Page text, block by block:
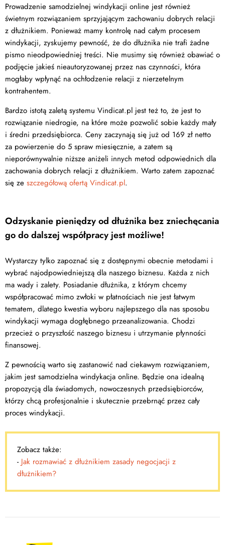
Prowadzenie samodzielnej windykacji online jest również
świetnym rozwiązaniem sprzyjającym zachowaniu dobrych relacji
z dłużnikiem. Ponieważ mamy kontrolę nad całym procesem
windykacji, zyskujemy pewność, że do dłużnika nie trafi żadne
pismo nieodpowiedniej treści. Nie musimy się również obawiać o
podjęcie jakieś nieautoryzowanej przez nas czynności, która
mogłaby wpłynąć na ochłodzenie relacji z nierzetelnym
kontrahentem.
Bardzo istotą zaletą systemu Vindicat.pl jest też to, że jest to
rozwiązanie niedrogie, na które może pozwolić sobie każdy mały
i średni przedsiębiorca. Ceny zaczynają się już od 169 zł netto
za powierzenie do 5 spraw miesięcznie, a zatem są
nieporównywalnie niższe aniżeli innych metod odpowiednich dla
zachowania dobrych relacji z dłużnikiem. Warto zatem zapoznać
się ze szczegółową ofertą Vindicat.pl.
Odzyskanie pieniędzy od dłużnika bez zniechęcania
go do dalszej współpracy jest możliwe!
Wystarczy tylko zapoznać się z dostępnymi obecnie metodami i
wybrać najodpowiedniejszą dla naszego biznesu. Każda z nich
ma wady i zalety. Posiadanie dłużnika, z którym chcemy
współpracować mimo zwłoki w płatnościach nie jest łatwym
tematem, dlatego kwestia wyboru najlepszego dla nas sposobu
windykacji wymaga dogłębnego przeanalizowania. Chodzi
przecież o przyszłość naszego biznesu i utrzymanie płynności
finansowej.
Z pewnością warto się zastanowić nad ciekawym rozwiązaniem,
jakim jest samodzielna windykacja online. Będzie ona idealną
propozycją dla świadomych, nowoczesnych przedsiębiorców,
którzy chcą profesjonalnie i skutecznie przebrnąć przez cały
proces windykacji.
Zobacz także:
- Jak rozmawiać z dłużnikiem zasady negocjacji z
dłużnikiem?